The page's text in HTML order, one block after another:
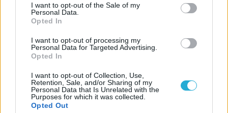
I want to opt-out of the Sale of my
Personal Data.
Opted In
I want to opt-out of processing my
Personal Data for Targeted Advertising.
Opted In
I want to opt-out of Collection, Use,
Retention, Sale, and/or Sharing of my
Personal Data that Is Unrelated with the
Purposes for which it was collected.
Opted Out